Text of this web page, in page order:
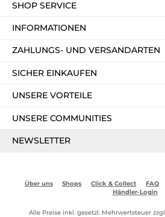
SHOP SERVICE
INFORMATIONEN
ZAHLUNGS- UND VERSANDARTEN
SICHER EINKAUFEN
UNSERE VORTEILE
UNSERE COMMUNITIES
NEWSLETTER
Über uns Shops Click & Collect FAQ
Händler-Login
Alle Preise inkl. gesetzl. Mehrwertsteuer zzgl.